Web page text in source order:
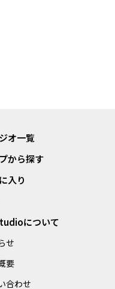
オ一覧
から探す
入り
について
せ
要
合わせ